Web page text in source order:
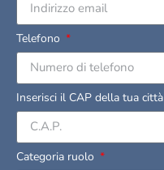
Telefono
Inserisci il CAP della tua città
Categoria ruolo